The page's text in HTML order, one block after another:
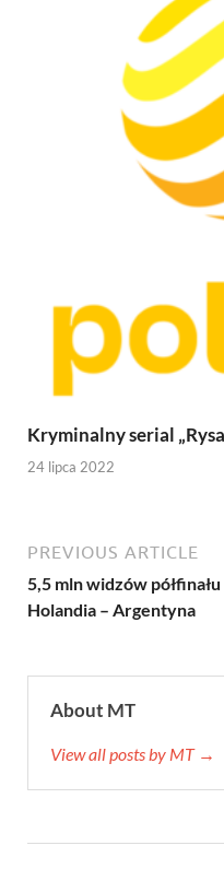
Kryminalny serial
24 lipca 2022
PREVIOUS ARTICLE
5,5 mln widzów półfinału
Holandia – Argentyna
About MT
View all posts by MT →